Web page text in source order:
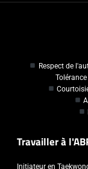
Respect de
Travailler à
Initiateur en